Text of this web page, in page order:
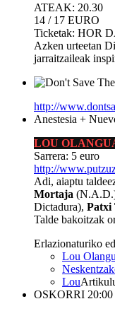
ATEAK: 20.30
14 / 17 EURO
Ticketak: HOR
Azken urteetan
jarraitzaileak
http://
Anestesia +
LOU
Sarrera: 5 euro
http://
Adi, aiaptu
Mortaja
Dictadura), Patxi
Talde bakoitzak
Erlazionaturiko
Lou
Lou
OSKORRI 20:00